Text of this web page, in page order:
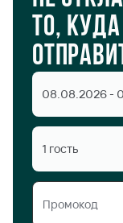
то,
08.08.2026 -
1 гость